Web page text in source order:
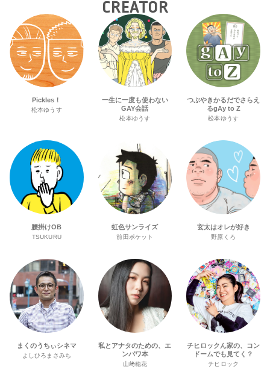
CREATOR
Pickles！
松本ゆうす
一生に一度も使わない
GAY会話
松本ゆうす
つぶやきかるだでさらえ
るgAy to Z
松本ゆうす
腰掛けOB
TSUKURU
虹色サンライズ
前田ポケット
玄太はオレが好き
野原くろ
まくのうちぃシネマ
よしひろまさみち
私とアナタのための、エ
ンパワ本
山﨑穂花
チヒロックん家の、コン
ドームでも見てく？
チヒロック